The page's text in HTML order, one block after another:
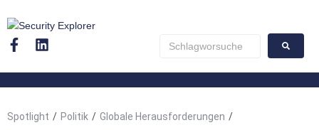
Spotlight / Politik / Globale Herausforderungen /